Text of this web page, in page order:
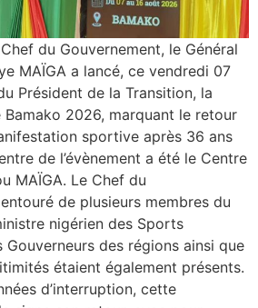
du Gouvernement, le Général
MAÏGA a lancé, ce vendredi 07
Président de la Transition, la
2026, marquant le retour
sportive après 36 ans
de l’évènement a été le Centre
MAÏGA. Le Chef du
de plusieurs membres du
nigérien des Sports
Gouverneurs des régions ainsi que
étaient également présents.
d’interruption, cette